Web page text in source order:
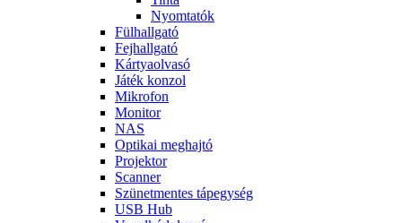
Nyomtatók
Fülhallgató
Fejhallgató
Kártyaolvasó
Játék konzol
Mikrofon
Monitor
NAS
Optikai meghajtó
Projektor
Scanner
Szünetmentes tápegység
USB Hub